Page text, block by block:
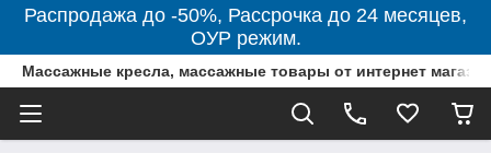
Распродажа до -50%, Рассрочка до 24 месяцев,
ОУР режим.
Массажные кресла, массажные товары от интернет